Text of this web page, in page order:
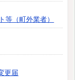
（町外業者）
更届